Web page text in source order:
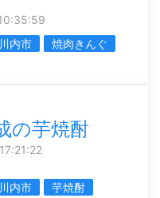
内市
焼肉きんぐ
の芋焼酎
内市
芋焼酎